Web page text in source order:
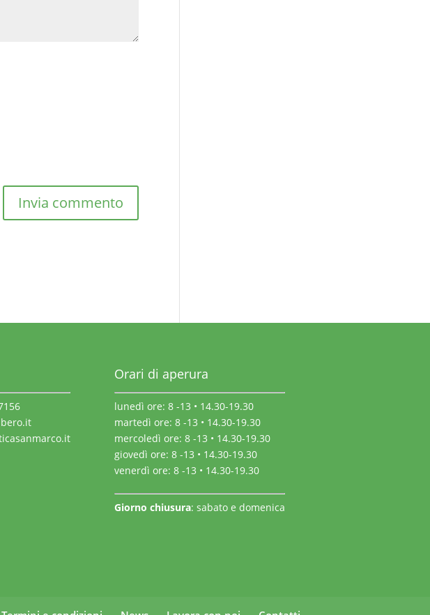
Orari di aperura
lunedì ore: 8 -13 • 14.30-19.30
martedì ore: 8 -13 • 14.30-19.30
mercoledì ore: 8 -13 • 14.30-19.30
giovedì ore: 8 -13 • 14.30-19.30
venerdì ore: 8 -13 • 14.30-19.30
Giorno chiusura: sabato e domenica